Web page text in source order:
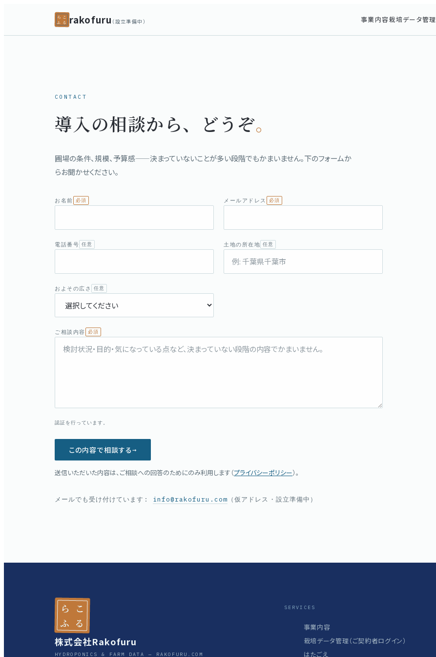
ら こ
ふ る rakofuru （設立準備中） 事業内容栽培データ管理
CONTACT
導入の相談から、どうぞ。
圃場の条件、規模、予算感——決まっていないことが多い段階でもかまいません。下のフォームか
らお聞かせください。
お名前 必須 メールアドレス 必須
電話番号 任意 土地の所在地 任意
およその広さ 任意
ご相談内容 必須
認証を行っています。
この内容で相談する→
送信いただいた内容は、ご相談への回答のためにのみ利用します（プライバシーポリシー）。
メールでも受け付けています: info@rakofuru.com （仮アドレス・設立準備中）
ら こ
ふ る
株式会社Rakofuru
HYDROPONICS & FARM DATA — RAKOFURU.COM
SERVICES
事業内容
栽培データ管理（ご契約者ログイン）
はたごえ